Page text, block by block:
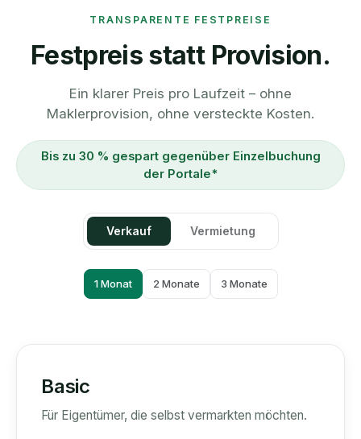
TRANSPARENTE FESTPREISE
Festpreis statt Provision.
Ein klarer Preis pro Laufzeit – ohne
Maklerprovision, ohne versteckte Kosten.
Bis zu 30 % gespart gegenüber Einzelbuchung
der Portale*
Verkauf Vermietung
1 Monat 2 Monate 3 Monate
Basic
Für Eigentümer, die selbst vermarkten möchten.